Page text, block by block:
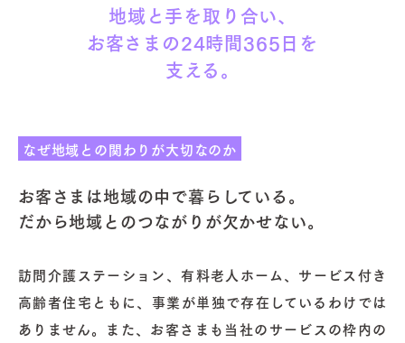
地域と手を取り合い、
お客さまの24時間365日を
支える。
なぜ地域との関わりが大切なのか
お客さまは地域の中で暮らしている。
だから地域とのつながりが欠かせない。
訪問介護ステーション、有料老人ホーム、サービス付き
高齢者住宅ともに、事業が単独で存在しているわけでは
ありません。また、お客さまも当社のサービスの枠内の